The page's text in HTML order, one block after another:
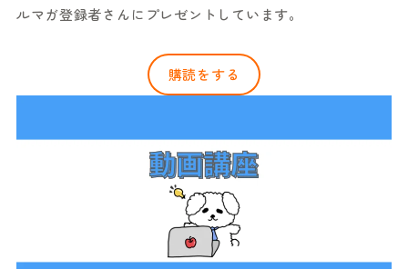
ルマガ登録者さんにプレゼントしています。
購読をする